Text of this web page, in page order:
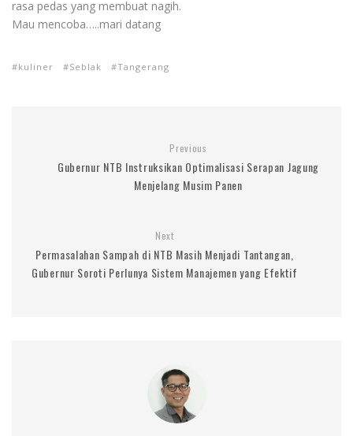
rasa pedas yang membuat nagih.
Mau mencoba…..mari datang
kuliner Seblak Tangerang
Previous
Gubernur NTB Instruksikan Optimalisasi Serapan Jagung
Menjelang Musim Panen
Next
Permasalahan Sampah di NTB Masih Menjadi Tantangan,
Gubernur Soroti Perlunya Sistem Manajemen yang Efektif